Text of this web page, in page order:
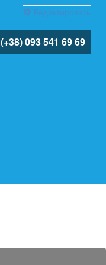
Редактировать
(+38) 093 541 69 69